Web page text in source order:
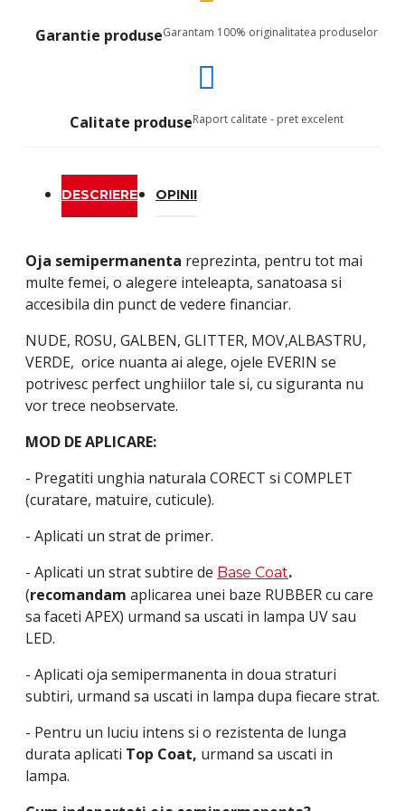
Garantie produseGarantam 100% originalitatea produselor
Calitate produseRaport calitate - pret excelent
DESCRIERE OPINII
Oja semipermanenta reprezinta, pentru tot mai
multe femei, o alegere inteleapta, sanatoasa si
accesibila din punct de vedere financiar.
NUDE, ROSU, GALBEN, GLITTER, MOV,ALBASTRU,
VERDE, orice nuanta ai alege, ojele EVERIN se
potrivesc perfect unghiilor tale si, cu siguranta nu
vor trece neobservate.
MOD DE APLICARE:
- Pregatiti unghia naturala CORECT si COMPLET
(curatare, matuire, cuticule).
- Aplicati un strat de primer.
- Aplicati un strat subtire de Base Coat.
(recomandam aplicarea unei baze RUBBER cu care
sa faceti APEX) urmand sa uscati in lampa UV sau
LED.
- Aplicati oja semipermanenta in doua straturi
subtiri, urmand sa uscati in lampa dupa fiecare strat.
- Pentru un luciu intens si o rezistenta de lunga
durata aplicati Top Coat, urmand sa uscati in
lampa.